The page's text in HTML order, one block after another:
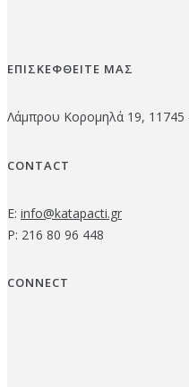
ΕΠΙΣΚΕΦΘΕΙΤΕ ΜΑΣ
Λάμπρου Κορομηλά 19,
CONTACT
E: info@katapacti.gr
P: 216 80 96 448
CONNECT